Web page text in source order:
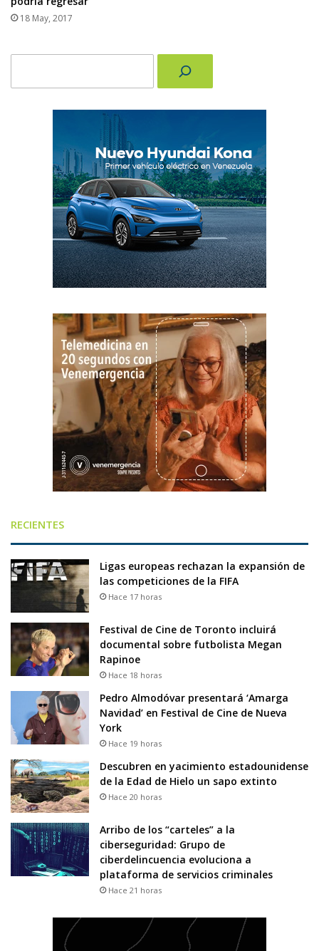
18 May, 2017
RECIENTES
Ligas europeas rechazan la expansión de
las competiciones de la FIFA
Hace 17 horas
Festival de Cine de Toronto incluirá
documental sobre futbolista Megan
Rapinoe
Hace 18 horas
Pedro Almodóvar presentará ‘Amarga
Navidad’ en Festival de Cine de Nueva
York
Hace 19 horas
Descubren en yacimiento estadounidense
de la Edad de Hielo un sapo extinto
Hace 20 horas
Arribo de los “carteles” a la
ciberseguridad: Grupo de
ciberdelincuencia evoluciona a
plataforma de servicios criminales
Hace 21 horas